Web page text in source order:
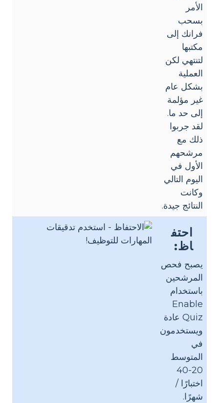
الأمر
بسحب
فرانك إلى
مكتبها
لتنتهي لكن
العملية
بشكل عام
غير مؤلمة
إلى حد ما.
لقد جربوا
ذلك مع
مرشحهم
الأول في
اليوم التالي
وكانت
النتائج جيدة.
احتف
اظ:
يصبح فحص
المرشحين
باستخدام
Enable
Quiz عادة
ويستخدمون
في
المتوسط
20-40
اختبارًا /
شهرًا.